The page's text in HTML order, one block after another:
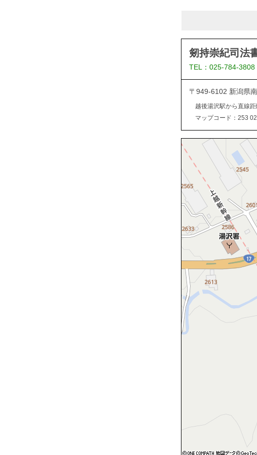
剱持崇紀司法
TEL：025-784-
〒949-6102 新潟県
越後湯沢駅から直線
マップコード：253